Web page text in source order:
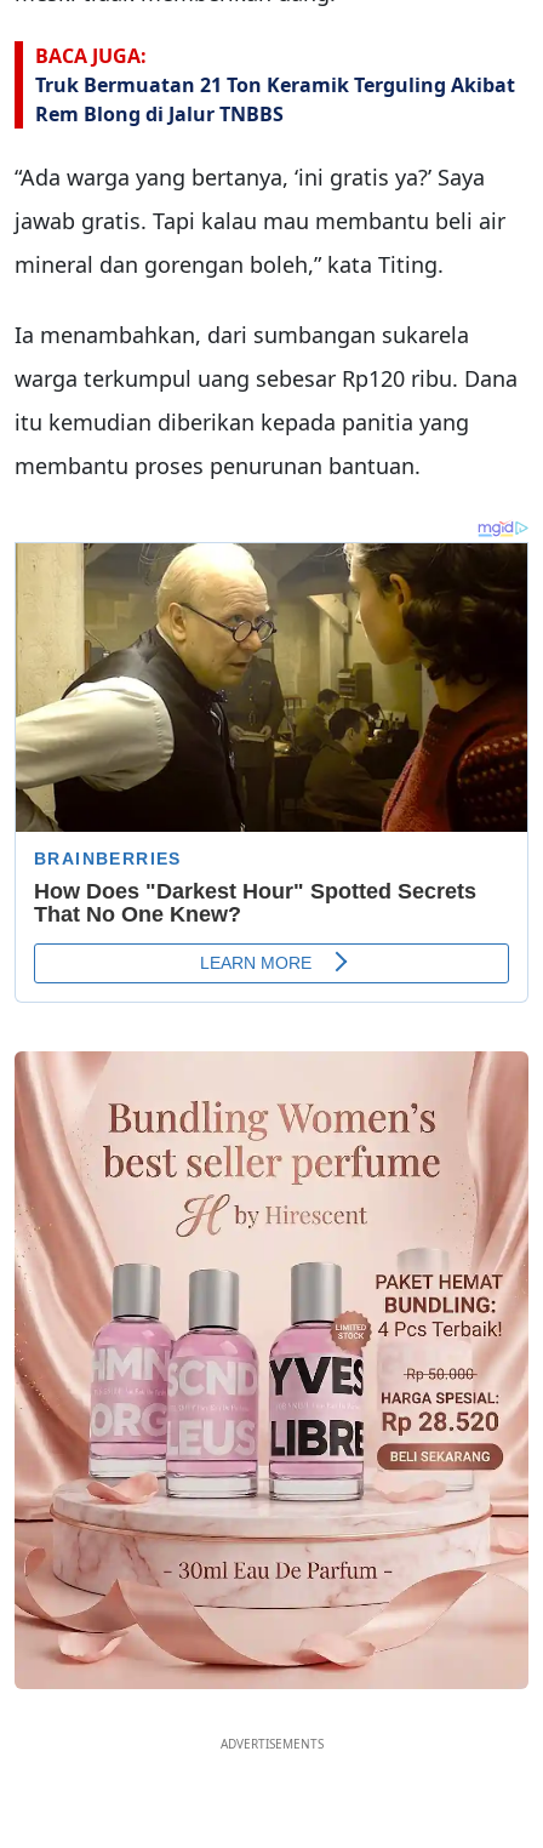
BACA JUGA:
Truk Bermuatan 21 Ton Keramik Terguling Akibat
Rem Blong di Jalur TNBBS
“Ada warga yang bertanya, ‘ini gratis ya?’ Saya
jawab gratis. Tapi kalau mau membantu beli air
mineral dan gorengan boleh,” kata Titing.
Ia menambahkan, dari sumbangan sukarela
warga terkumpul uang sebesar Rp120 ribu. Dana
itu kemudian diberikan kepada panitia yang
membantu proses penurunan bantuan.
ADVERTISEMENTS